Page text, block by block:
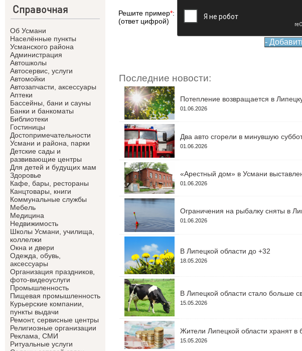
Справочная
Об Усмани
Населённые пункты
Усманского района
Администрация
Автошколы
Автосервис, услуги
Автомойки
Автозапчасти, аксессуары
Аптеки
Бассейны, бани и сауны
Банки и банкоматы
Библиотеки
Гостиницы
Достопримечательности
Усмани и района, парки
Детские сады и
развивающие центры
Для детей и будущих мам
Здоровье
Кафе, бары, рестораны
Канцтовары, книги
Коммунальные службы
Мебель
Медицина
Недвижимость
Школы Усмани, училища,
коллелжи
Окна и двери
Одежда, обувь,
аксессуары
Организация праздников,
фото-видеоуслуги
Промышленность
Пищевая промышленность
Курьерские компании,
пункты выдачи
Ремонт, сервисные центры
Религиозные организации
Реклама, СМИ
Ритуальные услуги
Решите пример*:
(ответ цифрой)
Последние новости:
Потепление возвращается в
01.06.2026
Два авто сгорели в минувшую
01.06.2026
«Арестный дом» в Усмани
01.06.2026
Ограничения на рыбалку сняты в
01.06.2026
В Липецкой области до +32
18.05.2026
В Липецкой области стало больше
15.05.2026
Жители Липецкой области хранят в
15.05.2026